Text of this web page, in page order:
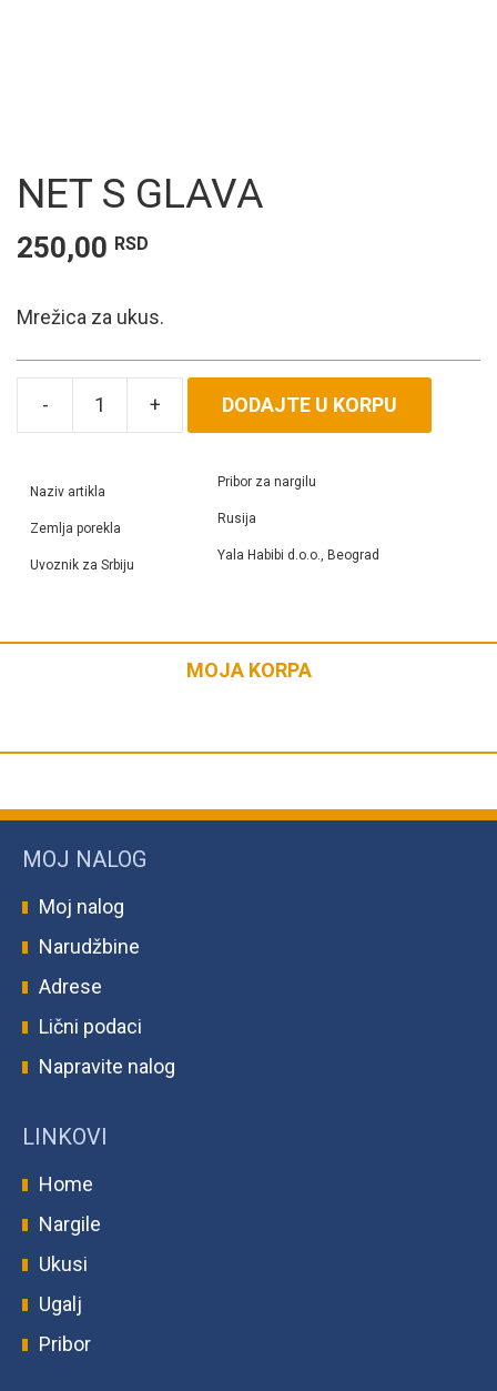
NET S GLAVA
250,00 RSD
Mrežica za ukus.
količina
DODAJTE U KORPU
Naziv artikla
Pribor za nargilu
Zemlja porekla
Rusija
Uvoznik za Srbiju
Yala Habibi d.o.o., Beograd
MOJA KORPA
MOJ NALOG
Moj nalog
Narudžbine
Adrese
Lični podaci
Napravite nalog
LINKOVI
Home
Nargile
Ukusi
Ugalj
Pribor